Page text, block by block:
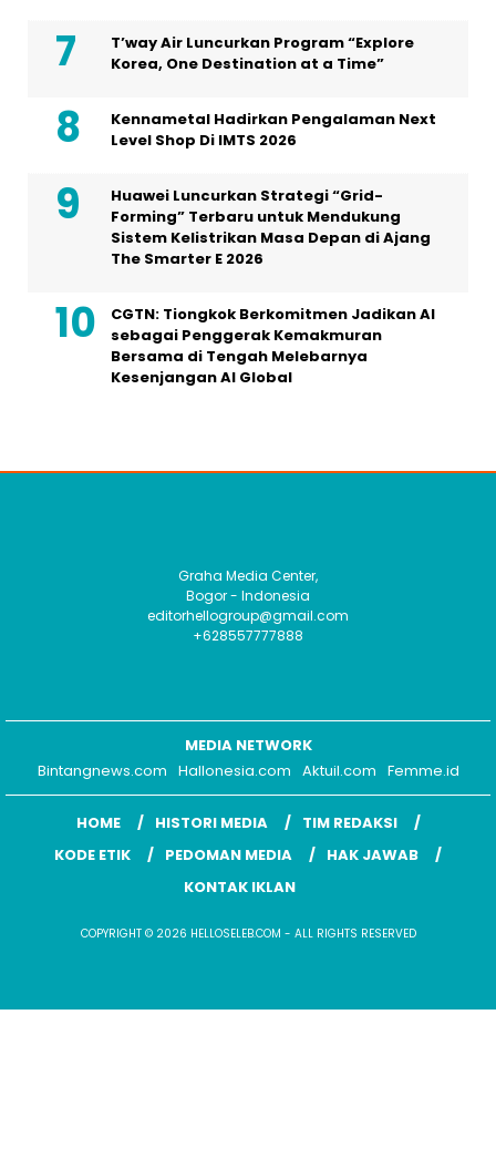
T’way Air Luncurkan Program “Explore
Korea, One Destination at a Time”
Kennametal Hadirkan Pengalaman Next
Level Shop Di IMTS 2026
Huawei Luncurkan Strategi “Grid-
Forming” Terbaru untuk Mendukung
Sistem Kelistrikan Masa Depan di Ajang
The Smarter E 2026
CGTN: Tiongkok Berkomitmen Jadikan AI
sebagai Penggerak Kemakmuran
Bersama di Tengah Melebarnya
Kesenjangan AI Global
Graha Media Center,
Bogor - Indonesia
editorhellogroup@gmail.com
+628557777888
MEDIA NETWORK
Bintangnews.com Hallonesia.com Aktuil.com Femme.id
HOME HISTORI MEDIA
TIM REDAKSI
KODE ETIK
PEDOMAN MEDIA
HAK JAWAB
KONTAK IKLAN
COPYRIGHT © 2026 HELLOSELEB.COM - ALL RIGHTS RESERVED